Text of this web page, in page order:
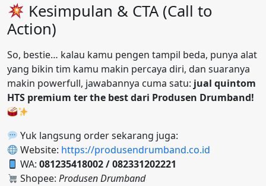
Kesimpulan & CTA (Call to
Action)
So, bestie… kalau kamu pengen tampil beda, punya alat
yang bikin tim kamu makin percaya diri, dan suaranya
makin powerfull, jawabannya cuma satu: jual quintom
HTS premium ter the best dari Produsen Drumband!
Yuk langsung order sekarang juga:
Website: https://produsendrumband.co.id
WA:081235418002 / 082331202221
Shopee:Produsen Drumband